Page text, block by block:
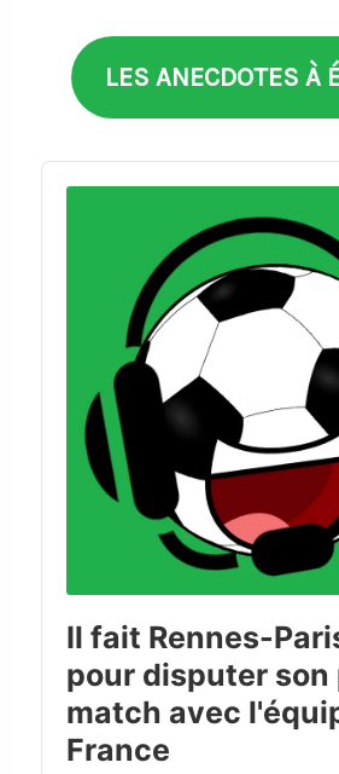
LES ANECDOTES À
Audio
Player
Il fait Rennes-
pour disputer son
match avec
France